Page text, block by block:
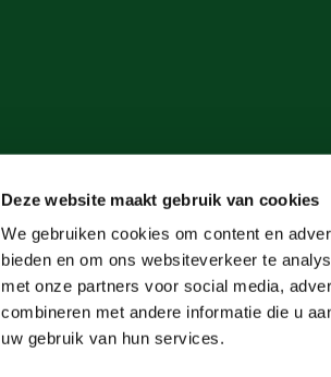
Deze website maakt gebruik van cookies
We gebruiken cookies om content en
bieden en om ons websiteverkeer te
met onze partners voor social media,
combineren met andere informatie die u
uw gebruik van hun services.